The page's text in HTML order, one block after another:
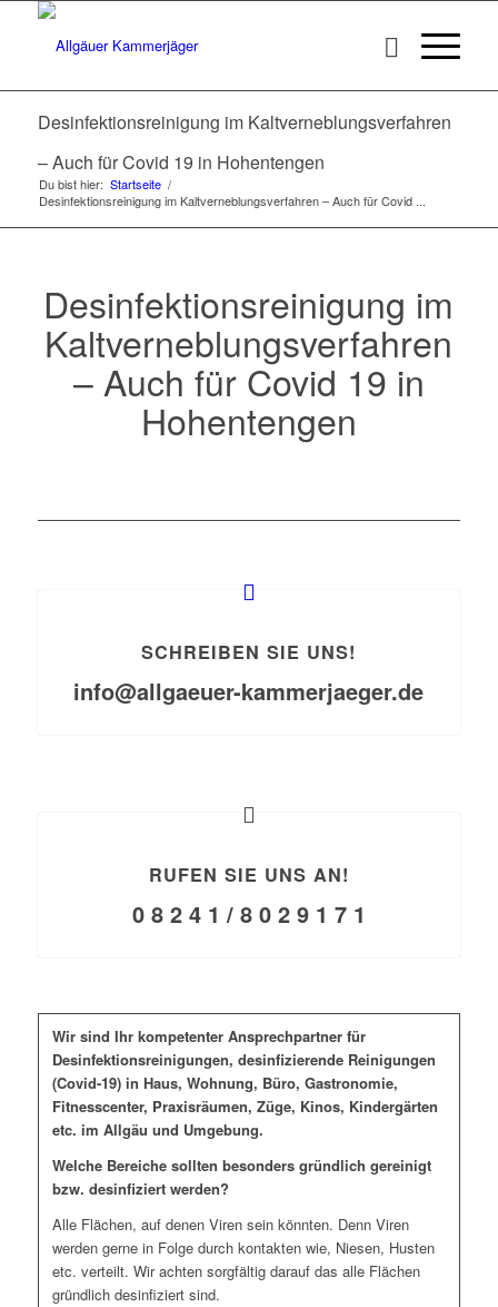
Desinfektionsreinigung im Kaltverneblungsverfahren
– Auch für Covid 19 in Hohentengen
Du bist hier: Startseite /
Desinfektionsreinigung im Kaltverneblungsverfahren – Auch für Covid ...
Desinfektionsreinigung im
Kaltverneblungsverfahren
– Auch für Covid 19 in
Hohentengen
SCHREIBEN SIE UNS!
info@allgaeuer-kammerjaeger.de
RUFEN SIE UNS AN!
0 8 2 4 1 / 8 0 2 9 1 7 1
Wir sind Ihr kompetenter Ansprechpartner für
Desinfektionsreinigungen, desinfizierende Reinigungen
(Covid-19) in Haus, Wohnung, Büro, Gastronomie,
Fitnesscenter, Praxisräumen, Züge, Kinos, Kindergärten
etc. im Allgäu und Umgebung.
Welche Bereiche sollten besonders gründlich gereinigt
bzw. desinfiziert werden?
Alle Flächen, auf denen Viren sein könnten. Denn Viren
werden gerne in Folge durch kontakten wie, Niesen, Husten
etc. verteilt. Wir achten sorgfältig darauf das alle Flächen
gründlich desinfiziert sind.